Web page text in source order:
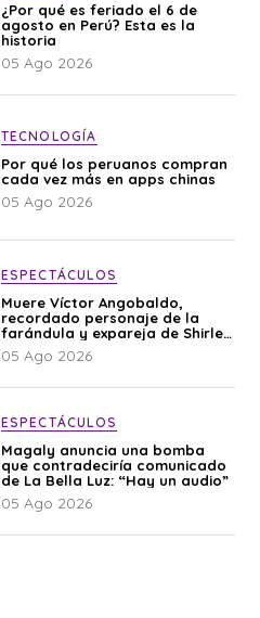
¿Por qué es feriado el 6 de
agosto en Perú? Esta es la
historia
05 Ago 2026
TECNOLOGÍA
Por qué los peruanos compran
cada vez más en apps chinas
05 Ago 2026
ESPECTÁCULOS
Muere Víctor Angobaldo,
recordado personaje de la
farándula y expareja de Shirley
Cherres
05 Ago 2026
ESPECTÁCULOS
Magaly anuncia una bomba
que contradeciría comunicado
de La Bella Luz: “Hay un audio”
05 Ago 2026